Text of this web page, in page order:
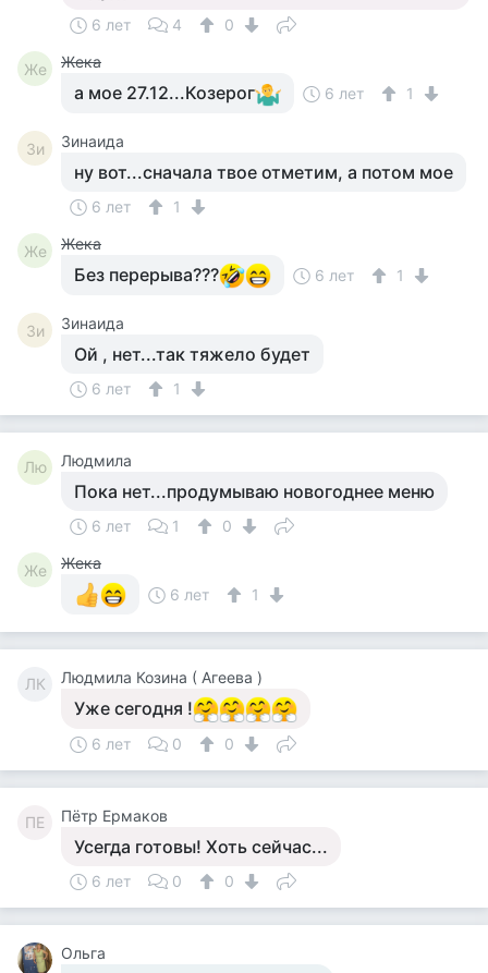
6 лет 4 0
Же Жека
а мое 27.12...Козерог 6 лет 1
Зи Зинаида
ну вот...сначала твое отметим, а потом мое
6 лет 1
Же Жека
Без перерыва??? 6 лет 1
Зи Зинаида
Ой , нет...так тяжело будет
6 лет 1
Лю Людмила
Пока нет...продумываю новогоднее меню
6 лет 1 0
Же
Жека
6 лет
1
ЛК Людмила Козина ( Агеева )
Уже сегодня !
6 лет 0 0
ПЕ Пётр Ермаков
Усегда готовы! Хоть сейчас...
6 лет 0 0
Ольга